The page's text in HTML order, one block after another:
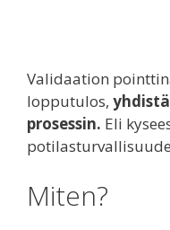
Validaation
lopputulos,
prosessin. Eli
Miten?